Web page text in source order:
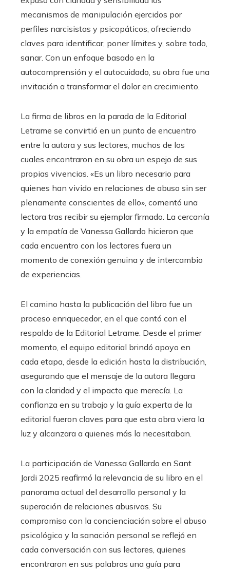
mecanismos de manipulación ejercidos por
perfiles narcisistas y psicopáticos, ofreciendo
claves para identificar, poner límites y, sobre todo,
sanar. Con un enfoque basado en la
autocomprensión y el autocuidado, su obra fue una
invitación a transformar el dolor en crecimiento.
La firma de libros en la parada de la Editorial
Letrame se convirtió en un punto de encuentro
entre la autora y sus lectores, muchos de los
cuales encontraron en su obra un espejo de sus
propias vivencias. «Es un libro necesario para
quienes han vivido en relaciones de abuso sin ser
plenamente conscientes de ello», comentó una
lectora tras recibir su ejemplar firmado. La cercanía
y la empatía de Vanessa Gallardo hicieron que
cada encuentro con los lectores fuera un
momento de conexión genuina y de intercambio
de experiencias.
El camino hasta la publicación del libro fue un
proceso enriquecedor, en el que contó con el
respaldo de la Editorial Letrame. Desde el primer
momento, el equipo editorial brindó apoyo en
cada etapa, desde la edición hasta la distribución,
asegurando que el mensaje de la autora llegara
con la claridad y el impacto que merecía. La
confianza en su trabajo y la guía experta de la
editorial fueron claves para que esta obra viera la
luz y alcanzara a quienes más la necesitaban.
La participación de Vanessa Gallardo en Sant
Jordi 2025 reafirmó la relevancia de su libro en el
panorama actual del desarrollo personal y la
superación de relaciones abusivas. Su
compromiso con la concienciación sobre el abuso
psicológico y la sanación personal se reflejó en
cada conversación con sus lectores, quienes
encontraron en sus palabras una guía para